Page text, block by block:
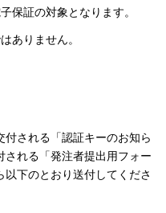
証の対象となります。
ありません。
される「認証キーのお知ら
れる「発注者提出用フォー
下のとおり送付してくださ